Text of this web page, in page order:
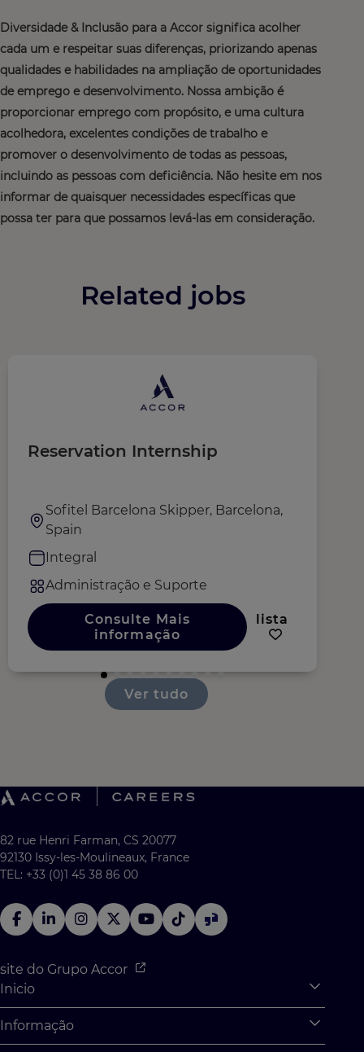
Diversidade & Inclusão para a Accor significa acolher
cada um e respeitar suas diferenças, priorizando apenas
qualidades e habilidades na ampliação de oportunidades
de emprego e desenvolvimento. Nossa ambição é
proporcionar emprego com propósito, e uma cultura
acolhedora, excelentes condições de trabalho e
promover o desenvolvimento de todas as pessoas,
incluindo as pessoas com deficiência. Não hesite em nos
informar de quaisquer necessidades específicas que
possa ter para que possamos levá-las em consideração.
Related jobs
Reservation Internship
Sofitel Barcelona Skipper, Barcelona,
Spain
Integral
Administração e Suporte
Consulte Mais
informação
lista
Ver tudo
82 rue Henri Farman, CS 20077
92130 Issy-les-Moulineaux, France
TEL: +33 (0)1 45 38 86 00
site do Grupo Accor
Inicio
Estágios e aprendizs
Informação